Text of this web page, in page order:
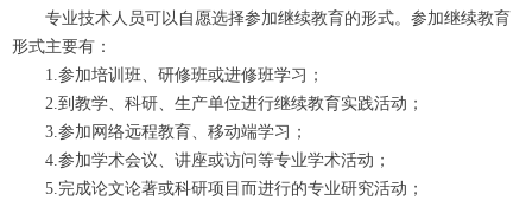
专业技术人员可以自愿选择参加继续教育的形式。参加继续教育
形式主要有：
1.参加培训班、研修班或进修班学习；
2.到教学、科研、生产单位进行继续教育实践活动；
3.参加网络远程教育、移动端学习；
4.参加学术会议、讲座或访问等专业学术活动；
5.完成论文论著或科研项目而进行的专业研究活动；